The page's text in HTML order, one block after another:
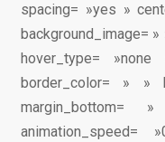
spacing= »yes »
background_image=
hover_type=
border_color= » »
margin_bottom=